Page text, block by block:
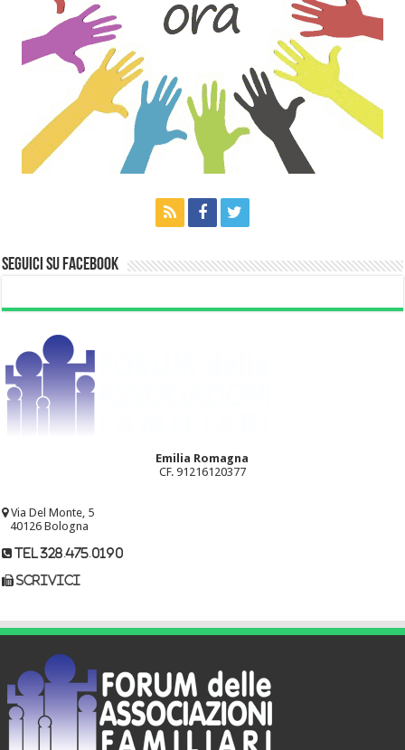
Seguici su Facebook
Emilia Romagna
CF. 91216120377
Via Del Monte, 5
40126 Bologna
tel 328.475.0190
scrivici